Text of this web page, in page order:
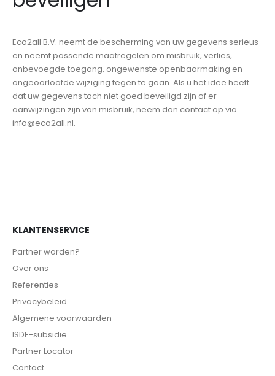
Eco2all B.V. neemt de bescherming van uw gegevens serieus
en neemt passende maatregelen om misbruik, verlies,
onbevoegde toegang, ongewenste openbaarmaking en
ongeoorloofde wijziging tegen te gaan. Als u het idee heeft
dat uw gegevens toch niet goed beveiligd zijn of er
aanwijzingen zijn van misbruik, neem dan contact op via
info@eco2all.nl.
KLANTENSERVICE
Partner worden?
Over ons
Referenties
Privacybeleid
Algemene voorwaarden
ISDE-subsidie
Partner Locator
Contact